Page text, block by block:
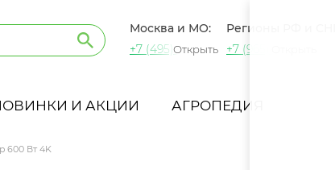
Москва и МО:
+7 (495) 721-60-15
Открыть
Регионы РФ и СНГ:
+7 (965) 420-10-10
И АКЦИИ АГРОПЕДИЯ
600 Вт 4K